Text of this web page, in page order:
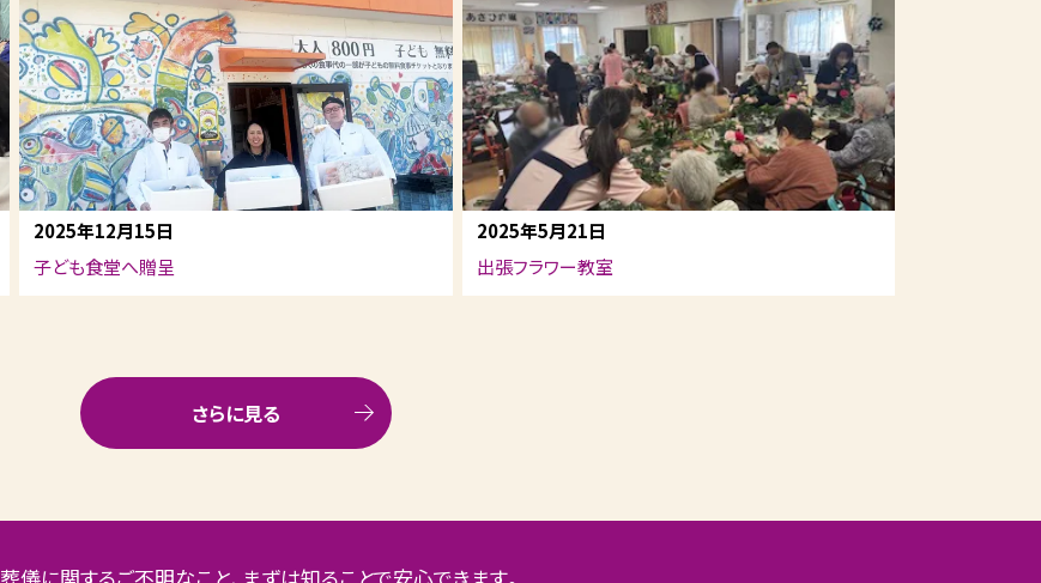
2025年12月15日
子ども食堂へ贈呈
2025年5月21日
出張フラワー教室
さらに見る